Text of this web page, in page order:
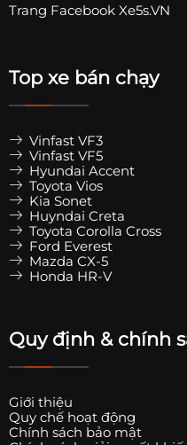
Trang Facebook Xe5s.VN
Top xe bán chạy
Vinfast VF3
Vinfast VF5
Hyundai Accent
Toyota Vios
Kia Sonet
Huyndai Creta
Toyota Corolla Cross
Ford Everest
Mazda CX-5
Honda HR-V
Quy định & chính
Giới thiệu
Quy chế hoạt động
Chính sách bảo mật